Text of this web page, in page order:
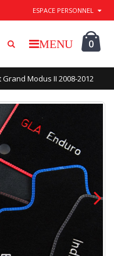
ESPACE PERSONNEL
0
Modus II 2008-2012